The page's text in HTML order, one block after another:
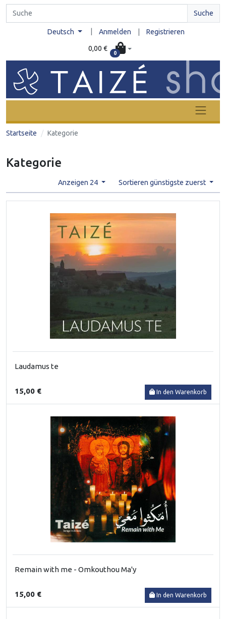
Suche
Deutsch Anmelden Registrieren
0,00 €
0
Startseite Kategorie
Kategorie
Anzeigen 24 Sortieren günstigste zuerst
Laudamus te
15,00 € In den Warenkorb
Remain with me - Omkouthou Ma'y
15,00 € In den Warenkorb